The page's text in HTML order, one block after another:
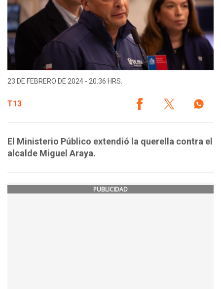
23 DE FEBRERO DE 2024 - 20:36 HRS.
T13
El Ministerio Público extendió la querella contra el
alcalde Miguel Araya.
PUBLICIDAD